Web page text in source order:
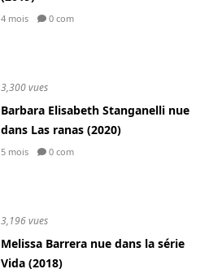
4 mois 0 com
3,300 vues
Barbara Elisabeth Stanganelli nue
dans Las ranas (2020)
5 mois 0 com
3,196 vues
Melissa Barrera nue dans la série
Vida (2018)